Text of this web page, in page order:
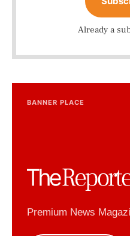
Already a
BANNER PLACE
Premium News